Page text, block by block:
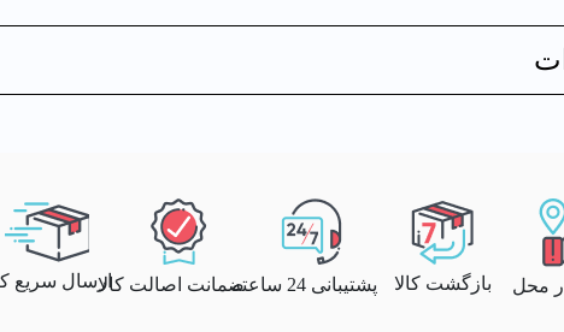
محل بازگشت کالا پشتیبانی 24 ساعته ضمانت اصالت کالاارسال سریع